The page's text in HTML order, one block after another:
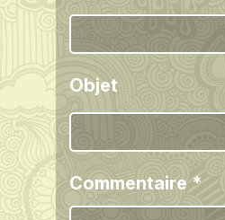
Objet
Commentaire *